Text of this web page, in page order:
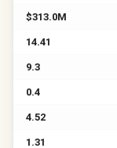
$313.0M
14.41
9.3
0.4
4.52
1.31